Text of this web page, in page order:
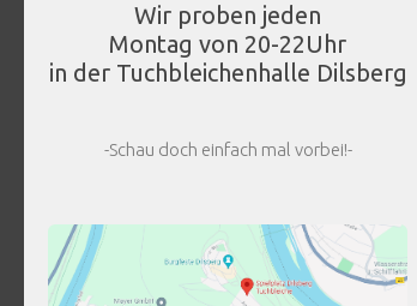
Wir proben jeden
Montag von 20-22Uhr
in der Tuchbleichenhalle Dilsberg
-Schau doch einfach mal vorbei!-